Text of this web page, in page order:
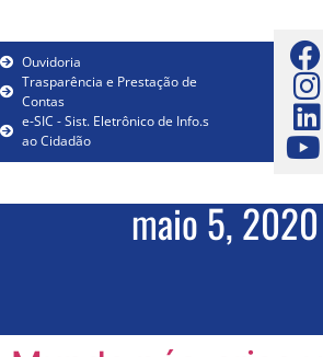
Ouvidoria
Trasparência e Prestação de
Contas
e-SIC - Sist. Eletrônico de Info.s
ao Cidadão
maio 5, 2020